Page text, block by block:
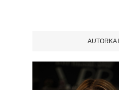
AUTORKA